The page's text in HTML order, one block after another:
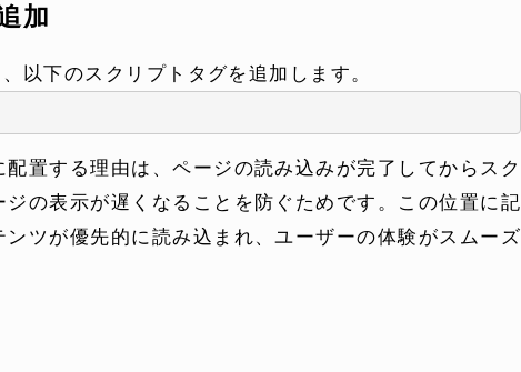
加
以下のスクリプトタグを追加します。
置する理由は、ページの読み込みが完了してからスク
ジの表示が遅くなることを防ぐためです。この位置に記
ツが優先的に読み込まれ、ユーザーの体験がスムーズ